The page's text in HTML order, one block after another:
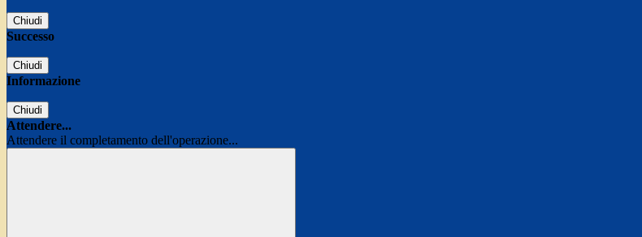
Chiudi
Successo
Chiudi
Informazione
Chiudi
Attendere...
Attendere il completamento dell'operazione...